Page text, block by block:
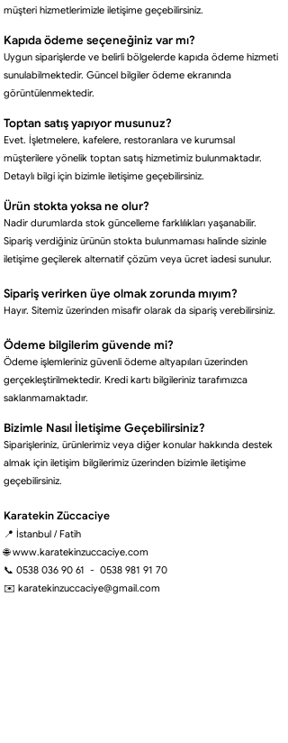
müşteri hizmetlerimizle iletişime geçebilirsiniz.
Kapıda ödeme seçeneğiniz var mı?
Uygun siparişlerde ve belirli bölgelerde kapıda ödeme hizmeti
sunulabilmektedir. Güncel bilgiler ödeme ekranında
görüntülenmektedir.
Toptan satış yapıyor musunuz?
Evet. İşletmelere, kafelere, restoranlara ve kurumsal
müşterilere yönelik toptan satış hizmetimiz bulunmaktadır.
Detaylı bilgi için bizimle iletişime geçebilirsiniz.
Ürün stokta yoksa ne olur?
Nadir durumlarda stok güncelleme farklılıkları yaşanabilir.
Sipariş verdiğiniz ürünün stokta bulunmaması halinde sizinle
iletişime geçilerek alternatif çözüm veya ücret iadesi sunulur.
Sipariş verirken üye olmak zorunda mıyım?
Hayır. Sitemiz üzerinden misafir olarak da sipariş verebilirsiniz.
Ödeme bilgilerim güvende mi?
Ödeme işlemleriniz güvenli ödeme altyapıları üzerinden
gerçekleştirilmektedir. Kredi kartı bilgileriniz tarafımızca
saklanmamaktadır.
Bizimle Nasıl İletişime Geçebilirsiniz?
Siparişleriniz, ürünlerimiz veya diğer konular hakkında destek
almak için iletişim bilgilerimiz üzerinden bizimle iletişime
geçebilirsiniz.
Karatekin Züccaciye
📍 İstanbul / Fatih
🌐 www.karatekinzuccaciye.com
📞 0538 036 90 61 - 0538 981 91 70
✉️ karatekinzuccaciye@gmail.com